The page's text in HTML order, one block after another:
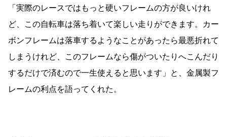
「実際のレースではもっと硬いフレームの方が良いけれ
ど、この自転車は落ち着いて楽しい走りができます。カー
ボンフレームは落車するようなことがあったら最悪折れて
しまうけれど、このフレームなら傷がついたりへこんだり
するだけで済むので一生使えると思います」と、金属製フ
レームの利点を語ってくれた。